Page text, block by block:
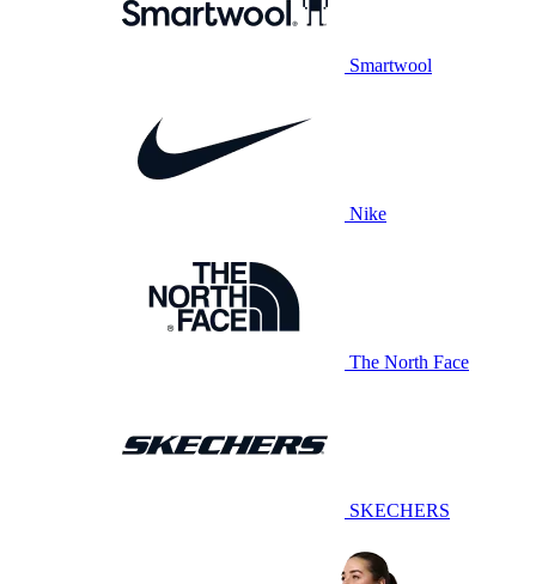
Smartwool
Nike
The North Face
SKECHERS